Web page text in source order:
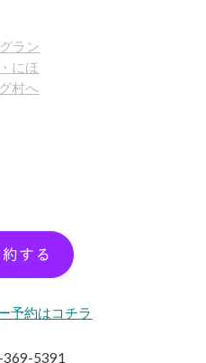
予約はコチラ
369-5391